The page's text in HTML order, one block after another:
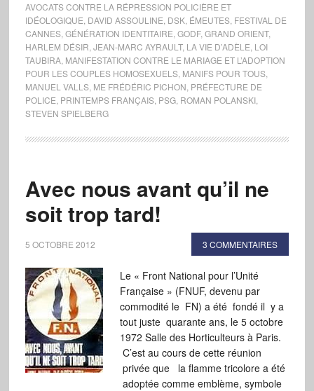
AVOCATS CONTRE LA RÉPRESSION POLICIÈRE ET
IDÉOLOGIQUE DAVID ASSOULINE DSK, ÉMEUTES, FESTIVAL DE
CANNES, GÉNÉRATION IDENTITAIRE GODF, GRAND ORIENT,
HARLEM DÉSIR JEAN-MARC AYRAULT, LA VIE D’ADÈLE LOI
TAUBIRA, MANIFESTATION CONTRE LE MARIAGE ET L’ADOPTION
POUR LES COUPLES HOMOSEXUELS, MANIFS POUR TOUS,
MANUEL VALLS, ME FRÉDÉRIC PICHON PRÉFECTURE DE
POLICE PRINTEMPS FRANÇAIS, PSG, ROMAN POLANSKI,
STEVEN SPIELBERG
Avec nous avant qu’il ne
soit trop tard!
5 OCTOBRE 2012 3 COMMENTAIRES
Le « Front National pour l’Unité
Française » (FNUF, devenu par
commodité le FN) a été fondé il y a
tout juste quarante ans, le 5 octobre
1972 Salle des Horticulteurs à Paris.
C’est au cours de cette réunion
privée que la flamme tricolore a été
adoptée comme emblème, symbole